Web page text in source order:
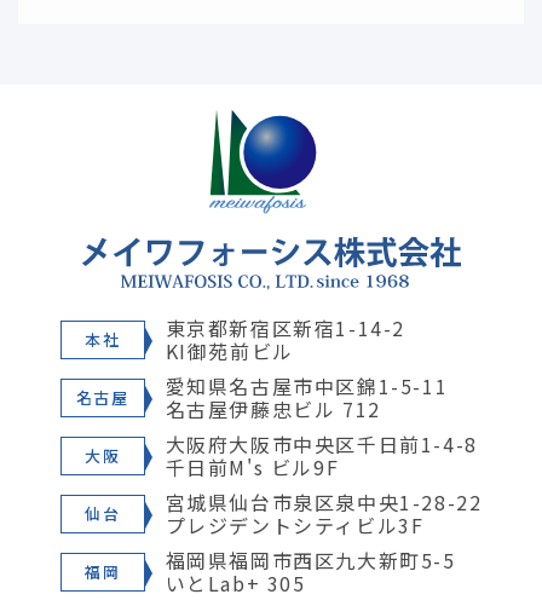
本社 東京都新宿区新宿1-14-2
KI御苑前ビル
名古屋 愛知県名古屋市中区錦1-5-11
名古屋伊藤忠ビル 712
大阪 大阪府大阪市中央区千日前1-4-8
千日前M's ビル9F
仙台 宮城県仙台市泉区泉中央1-28-22
プレジデントシティビル3F
福岡 福岡県福岡市西区九大新町5-5
いとLab+ 305